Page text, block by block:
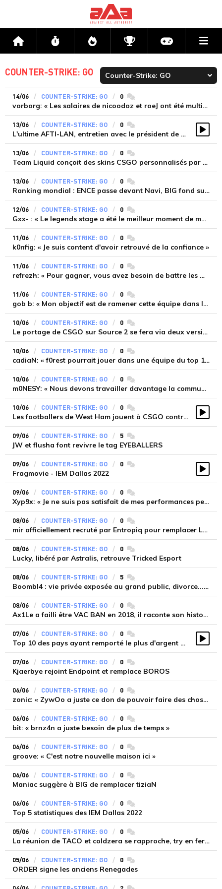
Accueil Flux Directs CompétitionsActu jeux
COUNTER-STRIKE: GO
14/06 COUNTER-STRIKE: GO 0 commentaires
vorborg: « Les salaires de nicoodoz et roeJ ont été multipliés par cinq en passant chez Fnatic »
13/06 COUNTER-STRIKE: GO 0 commentaires
L'ultime AFTI-LAN, entretien avec le président de Lanalogix - FlaAashbang
13/06 COUNTER-STRIKE: GO 0 commentaires
Team Liquid conçoit des skins CSGO personnalisés par ses joueurs
13/06 COUNTER-STRIKE: GO 0 commentaires
Ranking mondial : ENCE passe devant Navi, BIG fond sur Vitality
12/06 COUNTER-STRIKE: GO 0 commentaires
Gxx- : « Le legends stage a été le meilleur moment de ma vie »
11/06 COUNTER-STRIKE: GO 0 commentaires
k0nfig: « Je suis content d'avoir retrouvé de la confiance »
11/06 COUNTER-STRIKE: GO 0 commentaires
refrezh: « Pour gagner, vous avez besoin de battre les meilleurs »
11/06 COUNTER-STRIKE: GO 0 commentaires
gob b: « Mon objectif est de ramener cette équipe dans le top 10 »
10/06 COUNTER-STRIKE: GO 0 commentaires
Le portage de CSGO sur Source 2 se fera via deux versions
10/06 COUNTER-STRIKE: GO 0 commentaires
cadiaN: « f0rest pourrait jouer dans une équipe du top 10-15 »
10/06 COUNTER-STRIKE: GO 0 commentaires
m0NESY: « Nous devons travailler davantage la communication »
10/06 COUNTER-STRIKE: GO 0 commentaires
Les footballers de West Ham jouent à CSGO contre un ancien joueur de SK Gaming
09/06 COUNTER-STRIKE: GO 5 commentaires
JW et flusha font revivre le tag EYEBALLERS
09/06 COUNTER-STRIKE: GO 0 commentaires
Fragmovie - IEM Dallas 2022
09/06 COUNTER-STRIKE: GO 0 commentaires
Xyp9x: « Je ne suis pas satisfait de mes performances personnelles »
08/06 COUNTER-STRIKE: GO 0 commentaires
mir officiellement recruté par Entropiq pour remplacer Lack1
08/06 COUNTER-STRIKE: GO 0 commentaires
Lucky, libéré par Astralis, retrouve Tricked Esport
08/06 COUNTER-STRIKE: GO 5 commentaires
Boombl4 : vie privée exposée au grand public, divorce... un capitaine à la dérive
08/06 COUNTER-STRIKE: GO 0 commentaires
Ax1Le a failli être VAC BAN en 2018, il raconte son histoire
07/06 COUNTER-STRIKE: GO 0 commentaires
Top 10 des pays ayant remporté le plus d'argent sur CSGO
07/06 COUNTER-STRIKE: GO 0 commentaires
Kjaerbye rejoint Endpoint et remplace BOROS
06/06 COUNTER-STRIKE: GO 0 commentaires
zonic: « ZywOo a juste ce don de pouvoir faire des choses totalement inhumaines »
06/06 COUNTER-STRIKE: GO 0 commentaires
bit: « brnz4n a juste besoin de plus de temps »
06/06 COUNTER-STRIKE: GO 0 commentaires
groove: « C'est notre nouvelle maison ici »
06/06 COUNTER-STRIKE: GO 0 commentaires
Maniac suggère à BIG de remplacer tiziaN
06/06 COUNTER-STRIKE: GO 0 commentaires
Top 5 statistiques des IEM Dallas 2022
05/06 COUNTER-STRIKE: GO 0 commentaires
La réunion de TACO et coldzera se rapproche, try en ferait finalement partie
05/06 COUNTER-STRIKE: GO 0 commentaires
ORDER signe les anciens Renegades